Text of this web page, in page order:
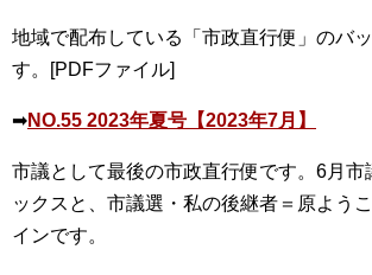
地域で配布している「市政直行便」のバ
す。[PDFファイル]
➡NO.55 2023年夏号【2023年7月】
市議として最後の市政直行便です。6月市
ックスと、市議選・私の後継者＝原よう
インです。